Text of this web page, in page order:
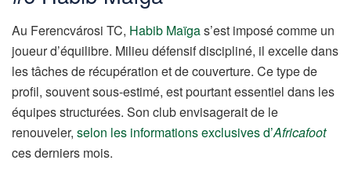
Au Ferencvárosi TC, Habib Maïgas’est imposé comme un
joueur d’équilibre. Milieu défensif discipliné, il excelle dans
les tâches de récupération et de couverture. Ce type de
profil, souvent sous-estimé, est pourtant essentiel dans les
équipes structurées. Son club envisagerait de le
renouveler, selon les informations exclusives d’Africafoot
ces derniers mois.